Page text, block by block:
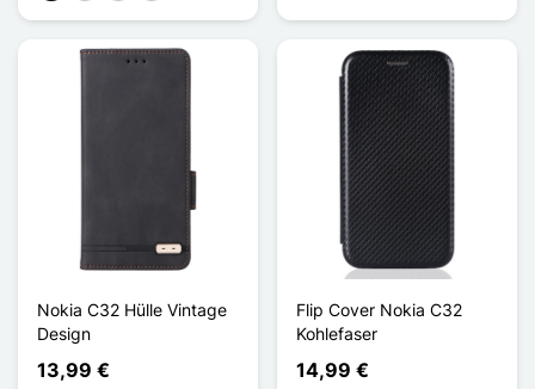
Nokia C32 Hülle Vintage
Design
13,99 €
Flip Cover Nokia C32
Kohlefaser
14,99 €